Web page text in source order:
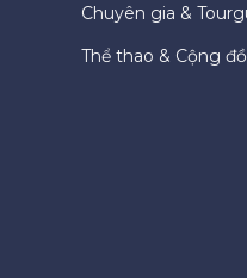
Chuyên gia &
Thể thao & Cộng